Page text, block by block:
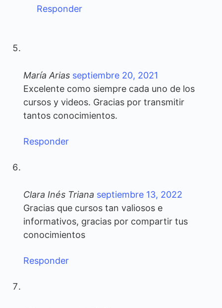
Responder
María Arias septiembre 20, 2021
Excelente como siempre cada uno de los
cursos y videos. Gracias por transmitir
tantos conocimientos.
Responder
Clara Inés Triana septiembre 13, 2022
Gracias que cursos tan valiosos e
informativos, gracias por compartir tus
conocimientos
Responder